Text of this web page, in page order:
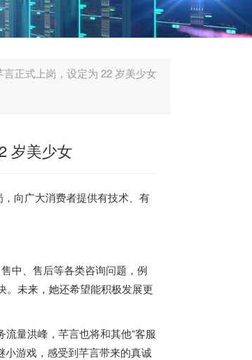
正式上岗，设定为 22 岁美少女
岁美少女
向广大消费者提供有技术、有
中、售后等各类咨询问题，例
。未来，她还希望能积极发展更
量洪峰，芊言也将和其他“客服
小游戏，感受到芊言带来的真诚